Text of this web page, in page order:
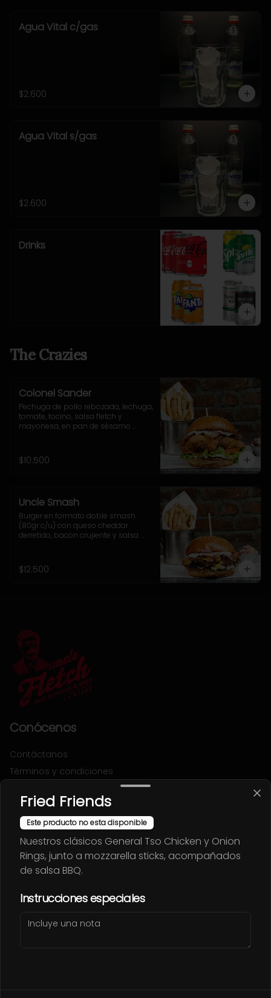
Agua Vital c/gas
$2.600
Agua Vital s/gas
$2.600
Drinks
The Crazies
Colonel Sander
Pechuga de pollo rebozada, lechuga,
tomate, tocino, salsa fletch y
mayonesa, en pan de sésamo
$10.500
Uncle Smash
Burger en formato doble smash
(80gr c/u) con queso cheddar
derretido, bacon crujiente y salsa
acompañamiento a elección.
$12.500
Conócenos
Contáctanos
Términos y condiciones
Redes sociales
Instagram
Facebook
Mi cuenta
Fried Friends
Este producto no esta disponible
Nuestros clásicos General Tso Chicken y Onion
Rings, junto a mozzarella sticks, acompañados
de salsa BBQ.
Instrucciones especiales